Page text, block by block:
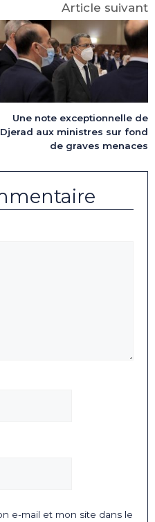
Article suivant
Une note exceptionnelle de
Djerad aux ministres sur fond
de graves menaces
e-mail et mon site dans le